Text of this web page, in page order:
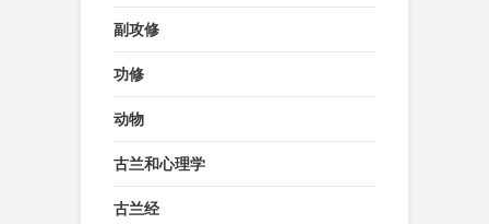
副攻修
功修
动物
古兰和心理学
古兰经